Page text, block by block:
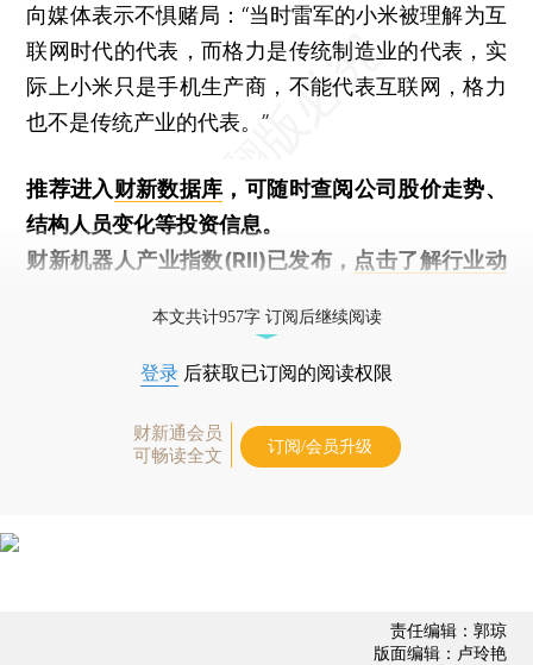
向媒体表示不惧赌局：“当时雷军的小米被理解为互
联网时代的代表，而格力是传统制造业的代表，实
际上小米只是手机生产商，不能代表互联网，格力
也不是传统产业的代表。”
推荐进入财新数据库 ，可随时查阅公司股价走势、
结构人员变化等投资信息。
财新机器人产业指数(RII)已发布， 点击了解行业动
本文共计957字 订阅后继续阅读
登录 后获取已订阅的阅读权限
财新通会员
可畅读全文
订阅/会员升级
责任编辑：郭琼
版面编辑：卢玲艳